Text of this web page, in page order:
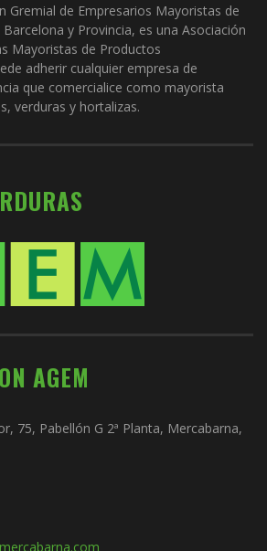
Gremial de Empresarios Mayoristas de
y Provincia, es una Asociación
Mayoristas de Productos
adherir cualquier empresa de
que comercialice como mayorista
verduras y hortalizas.
AGEM
75, Pabellón G 2ª Planta, Mercabarna,